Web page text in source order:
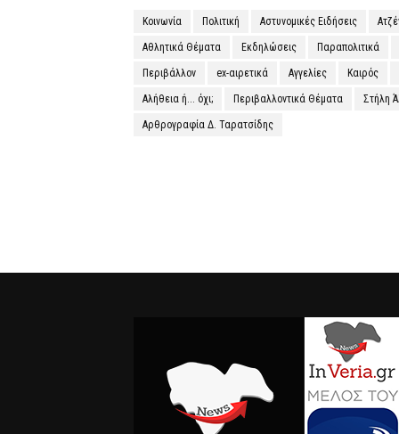
Κοινωνία Πολιτική Αστυνομικές Ειδήσεις
Αθλητικά Θέματα Εκδηλώσεις Παραπολιτικά
Περιβάλλον ex-αιρετικά Αγγελίες Καιρός
Αλήθεια ή... όχι; Περιβαλλοντικά Θέματα Στήλη
Αρθρογραφία Δ. Ταρατσίδης